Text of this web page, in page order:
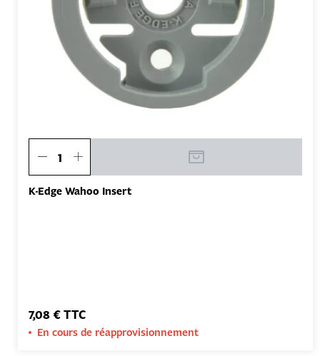
K-Edge Wahoo Insert
7,08 € TTC
En cours de réapprovisionnement